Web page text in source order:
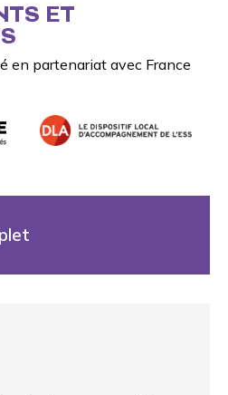
ET
en partenariat avec France